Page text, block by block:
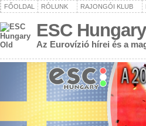
FŐOLDAL RÓLUNK RAJONGÓI KLUB
ESC
Az Eurovízió hírei és a